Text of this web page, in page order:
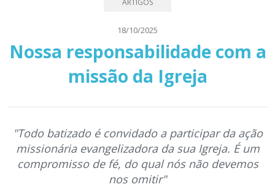
ARTIGOS
18/10/2025
Nossa responsabilidade com a
missão da Igreja
"Todo batizado é convidado a participar da ação
missionária evangelizadora da sua Igreja. É um
compromisso de fé, do qual nós não devemos
nos omitir"